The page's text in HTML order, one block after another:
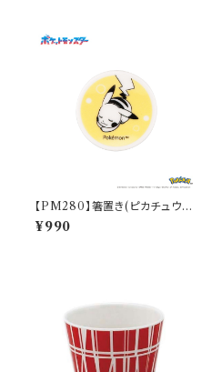
【PM280】箸置き(ピカチュウ)
【Daily Sketch】PM284-402
¥990